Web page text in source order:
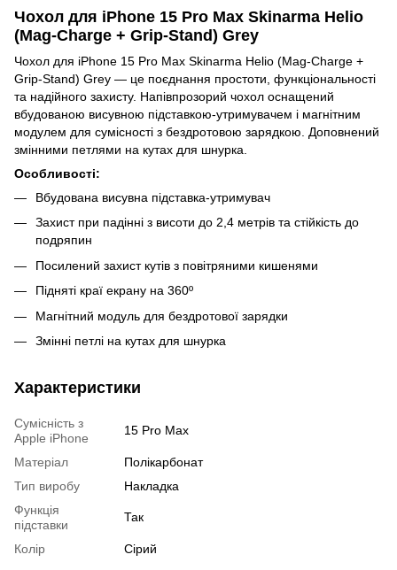
Чохол для iPhone 15 Pro Max Skinarma Helio
(Mag-Charge + Grip-Stand) Grey
Чохол для iPhone 15 Pro Max Skinarma Helio (Mag-Charge +
Grip-Stand) Grey — це поєднання простоти, функціональності
та надійного захисту. Напівпрозорий чохол оснащений
вбудованою висувною підставкою-утримувачем і магнітним
модулем для сумісності з бездротовою зарядкою. Доповнений
змінними петлями на кутах для шнурка.
Особливості:
Вбудована висувна підставка-утримувач
Захист при падінні з висоти до 2,4 метрів та стійкість до
подряпин
Посилений захист кутів з повітряними кишенями
Підняті краї екрану на 360º
Магнітний модуль для бездротової зарядки
Змінні петлі на кутах для шнурка
Характеристики
Сумісність з
Apple iPhone
15 Pro Max
Матеріал
Полікарбонат
Тип виробу
Накладка
Функція
підставки
Так
Колір Сірий